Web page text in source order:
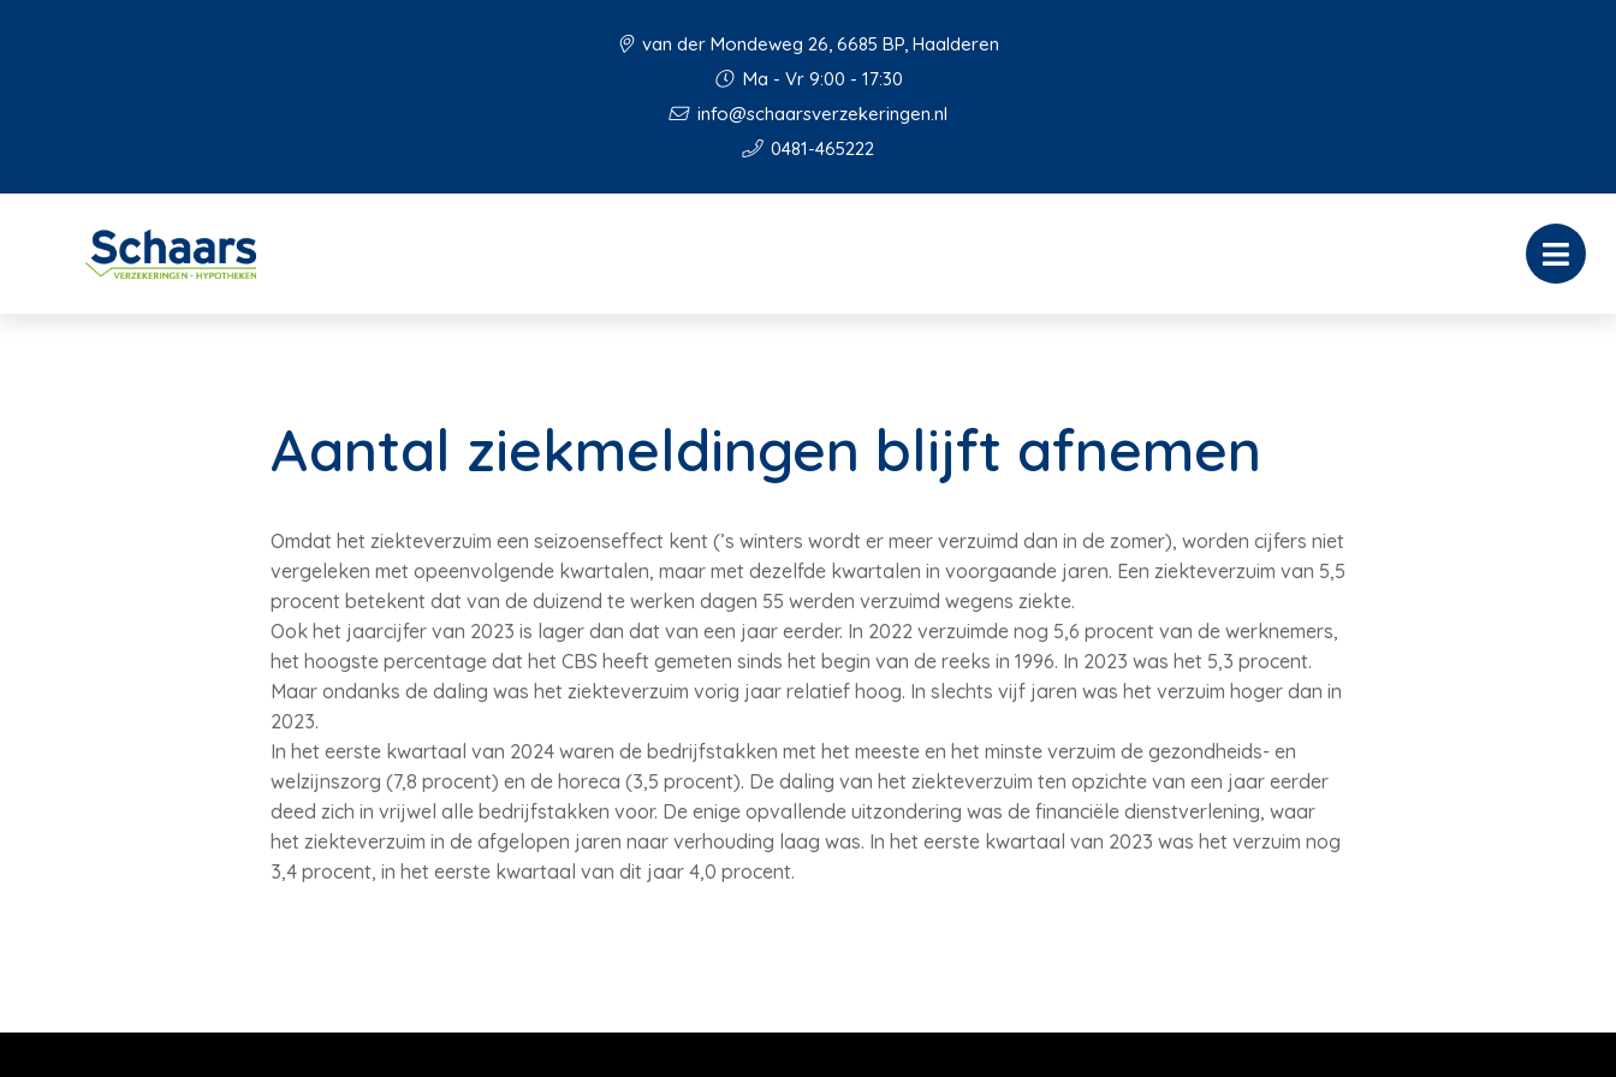
van der Mondeweg 26, 6685 BP, Haalderen
Ma - Vr 9:00 - 17:30
info@schaarsverzekeringen.nl
0481-465222
Aantal ziekmeldingen blijft afnemen
Omdat het ziekteverzuim een seizoenseffect kent (’s winters wordt er meer verzuimd dan in de zomer), worden cijfers niet
vergeleken met opeenvolgende kwartalen, maar met dezelfde kwartalen in voorgaande jaren. Een ziekteverzuim van 5,5
procent betekent dat van de duizend te werken dagen 55 werden verzuimd wegens ziekte.
Ook het jaarcijfer van 2023 is lager dan dat van een jaar eerder. In 2022 verzuimde nog 5,6 procent van de werknemers,
het hoogste percentage dat het CBS heeft gemeten sinds het begin van de reeks in 1996. In 2023 was het 5,3 procent.
Maar ondanks de daling was het ziekteverzuim vorig jaar relatief hoog. In slechts vijf jaren was het verzuim hoger dan in
2023.
In het eerste kwartaal van 2024 waren de bedrijfstakken met het meeste en het minste verzuim de gezondheids- en
welzijnszorg (7,8 procent) en de horeca (3,5 procent). De daling van het ziekteverzuim ten opzichte van een jaar eerder
deed zich in vrijwel alle bedrijfstakken voor. De enige opvallende uitzondering was de financiële dienstverlening, waar
het ziekteverzuim in de afgelopen jaren naar verhouding laag was. In het eerste kwartaal van 2023 was het verzuim nog
3,4 procent, in het eerste kwartaal van dit jaar 4,0 procent.